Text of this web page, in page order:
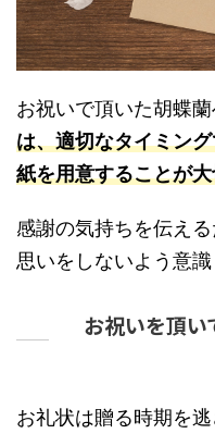
お祝いで頂いた胡蝶
は、適切なタイミン
紙を用意することが
感謝の気持ちを伝え
思いをしないよう意識
お祝いを頂
お礼状は贈る時期を